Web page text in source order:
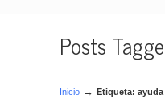
Posts
Inicio → Etiqueta: ayuda